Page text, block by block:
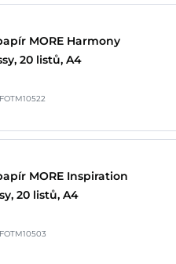
MORE Harmony
20 listů, A4
MORE Inspiration
20 listů, A4